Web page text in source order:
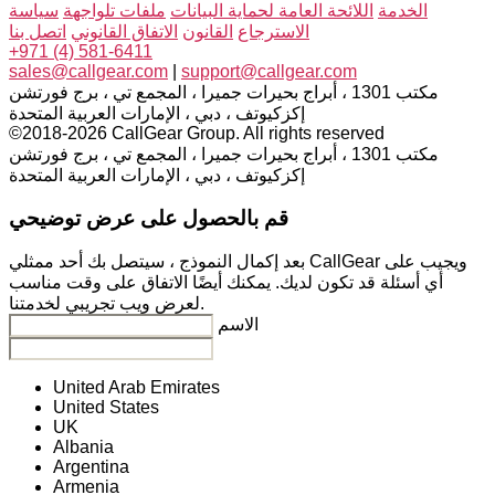
الخدمة اللائحة العامة لحماية البيانات ملفات تلواجهة سياسة
الاسترجاع القانون الاتفاق القانوني اتصل بنا
+971 (4) 581-6411
sales@callgear.com
support@callgear.com
مكتب 1301 ، أبراج بحيرات جميرا ، المجمع تي ، برج فورتشن
إكزكيوتف ، دبي ، الإمارات العربية المتحدة
©2018-2026 CallGear Group. All rights reserved
مكتب 1301 ، أبراج بحيرات جميرا ، المجمع تي ، برج فورتشن
إكزكيوتف ، دبي ، الإمارات العربية المتحدة
قم بالحصول على عرض توضيحي
بعد إكمال النموذج ، سيتصل بك أحد ممثلي CallGear ويجيب على
أي أسئلة قد تكون لديك. يمكنك أيضًا الاتفاق على وقت مناسب
لعرض ويب تجريبي لخدمتنا.
الاسم
United Arab Emirates
United States
UK
Albania
Argentina
Armenia